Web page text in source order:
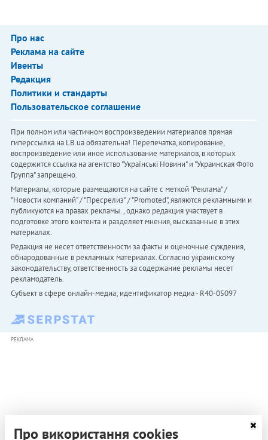
Про нас
Реклама на сайте
Ивенты
Редакция
Политики и стандарты
Пользовательское соглашение
При полном или частичном воспроизведении материалов прямая
гиперссылка на LB.ua обязательна! Перепечатка, копирование,
воспроизведение или иное использование материалов, в которых
содержится ссылка на агентство "Українськi Новини" и "Украинская Фото
Группа" запрещено.
Материалы, которые размещаются на сайте с меткой "Реклама" /
"Новости компаний" / "Пресрелиз" / "Promoted", являются рекламными и
публикуются на правах рекламы. , однако редакция участвует в
подготовке этого контента и разделяет мнения, высказанные в этих
материалах.
Редакция не несет ответственности за факты и оценочные суждения,
обнародованные в рекламных материалах. Согласно украинскому
законодательству, ответственность за содержание рекламы несет
рекламодатель.
Субъект в сфере онлайн-медиа; идентификатор медиа - R40-05097
РЕКЛАМА
Про використання cookies